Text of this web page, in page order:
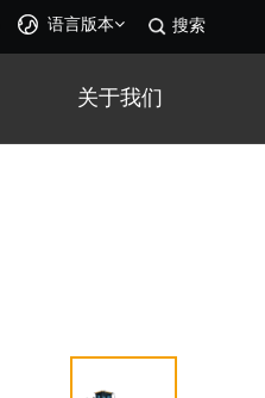
语言版本 搜索
关于我们